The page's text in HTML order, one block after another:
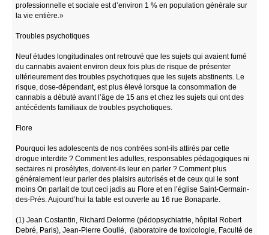
professionnelle et sociale est d’environ 1 % en population générale sur
la vie entière.»
Troubles psychotiques
Neuf études longitudinales ont retrouvé que les sujets qui avaient fumé
du cannabis avaient environ deux fois plus de risque de présenter
ultérieurement des troubles psychotiques que les sujets abstinents. Le
risque, dose-dépendant, est plus élevé lorsque la consommation de
cannabis a débuté avant l’âge de 15 ans et chez les sujets qui ont des
antécédents familiaux de troubles psychotiques.
Flore
Pourquoi les adolescents de nos contrées sont-ils attirés par cette
drogue interdite ? Comment les adultes, responsables pédagogiques ni
sectaires ni prosélytes, doivent-ils leur en parler ? Comment plus
généralement leur parler des plaisirs autorisés et de ceux qui le sont
moins On parlait de tout ceci jadis au Flore et en l’église Saint-Germain-
des-Prés. Aujourd’hui la table est ouverte au 16 rue Bonaparte.
(1) Jean Costantin, Richard Delorme (pédopsychiatrie, hôpital Robert
Debré, Paris), Jean-Pierre Goullé, (laboratoire de toxicologie, Faculté de